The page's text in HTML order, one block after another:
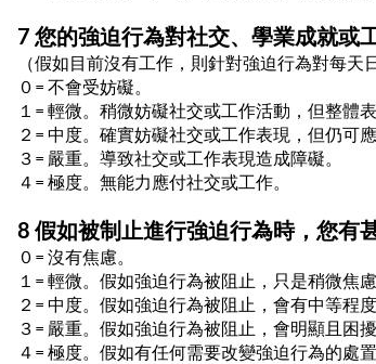
7 您的強迫行為對社交、學業成就或
（假如目前沒有工作，則針對強迫行為對每天
０= 不會受妨礙。
１= 輕微。稍微妨礙社交或工作活動，但整體表
２= 中度。確實妨礙社交或工作表現，但仍可應
３= 嚴重。導致社交或工作表現造成障礙。
４= 極度。無能力應付社交或工作。
8 假如被制止進行強迫行為時，您有
０= 沒有焦慮。
１= 輕微。假如強迫行為被阻止，只是稍微焦慮
２= 中度。假如強迫行為被阻止，會有中等程
３= 嚴重。假如強迫行為被阻止，會明顯且困擾
４= 極度。假如有任何需要改變強迫行為的處